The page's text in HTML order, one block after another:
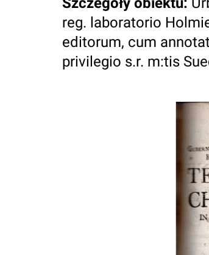
reg. laboratorio
editorum, cum
privilegio s.r. m:tis